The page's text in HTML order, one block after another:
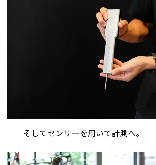
そしてセンサーを用いて計測へ。